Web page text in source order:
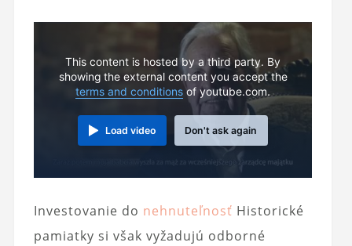
This content is hosted by a third party. By
showing the external content you accept the
terms and conditionsof youtube.com.
Load video Don't ask again
Investovanie do nehnuteľnosť Historické
pamiatky si však vyžadujú odborné